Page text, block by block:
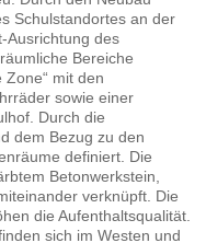
Schulstandortes an der
Ausrichtung des
Bereiche
mit den
sowie einer
Durch die
dem Bezug zu den
definiert. Die
Betonwerkstein,
verknüpft. Die
die Aufenthaltsqualität.
sich im Westen und